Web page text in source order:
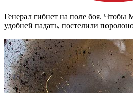
Генерал гибнет на поле боя. Чтобы
удобней падать, постелили